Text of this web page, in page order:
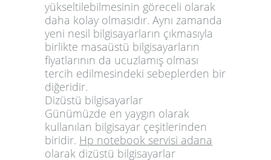
yükseltilebilmesinin göreceli olarak
daha kolay olmasıdır. Aynı zamanda
yeni nesil bilgisayarların çıkmasıyla
birlikte masaüstü bilgisayarların
fiyatlarının da ucuzlamış olması
tercih edilmesindeki sebeplerden bir
diğeridir.
Dizüstü bilgisayarlar
Günümüzde en yaygın olarak
kullanılan bilgisayar çeşitlerinden
biridir. Hp notebook servisi adana
olarak dizüstü bilgisayarlar